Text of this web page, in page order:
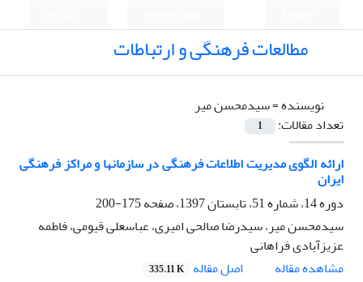
مطالعات فرهنگی و ارتباطات
نویسنده =سیدمحسن میر
تعداد مقالات:
1
ارائه الگوی مدیریت اطلاعات فرهنگی در سازمانها و مراکز فرهنگی
ایران
دوره 14، شماره 51، تابستان 1397، صفحه
175-200
سیدمحسن میر، سیدرضا صالحی امیری، عباسعلی قیومی، فاطمه
عزیزآبادی فراهانی
مشاهده مقاله
اصل مقاله 335.11 K